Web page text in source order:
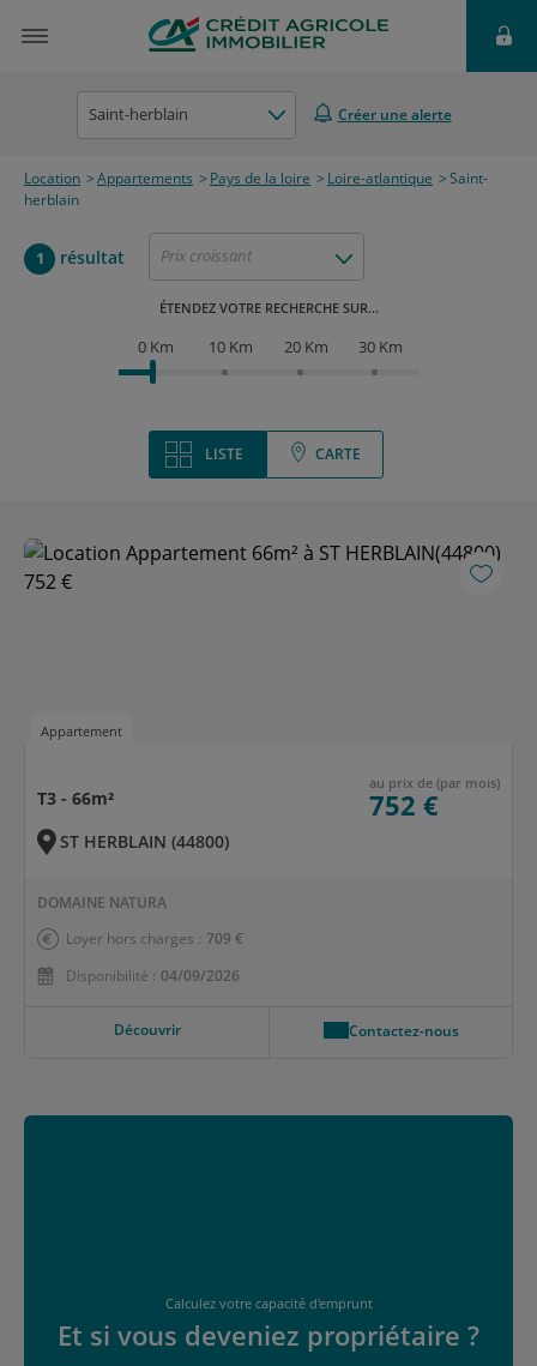
Saint-herblain Créer une alerte
Location Appartements Pays de la loire Loire-atlantique
Saint-
herblain
1 résultat Prix croissant
ÉTENDEZ VOTRE RECHERCHE SUR...
0 Km 10 Km 20 Km 30 Km
LISTE CARTE
Appartement
T3 - 66m²
au prix de (par mois)
752 €
ST HERBLAIN (44800)
DOMAINE NATURA
Loyer hors charges : 709 €
Disponibilité : 04/09/2026
Découvrir Contactez-nous
Calculez votre capacité d'emprunt
Et si vous deveniez propriétaire ?